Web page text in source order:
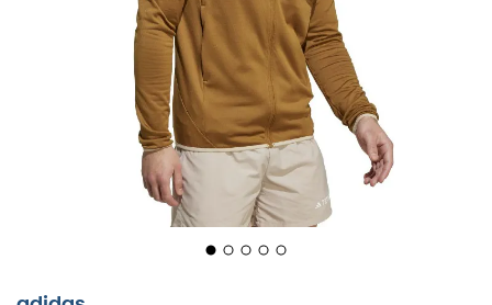
streicht über Ihr Gesicht. Mit jedem Schritt begleitet Sie
Xperior Light Fleece Hooded Jacket
mühelos in Ihren Bewegungen. Diese Fleecejacke
wurde für Outdoor-Enthusiasten entwickelt und ist Ihr
perfekter Begleiter für Trailrunning, Wandern und sogar
Skifahren. Ihr Geheimnis? Die CLIMAWARM-Technologie,
die die Wärme speichert und gleichzeitig den Schweiß
ableitet. Sie sind bereit für das Abenteuer, warm und
Gewebe gefertigt, eine kleine Revolution mit einer